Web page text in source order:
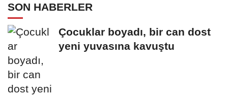
SON HABERLER
Çocuklar boyadı, bir can dost
yeni yuvasına kavuştu